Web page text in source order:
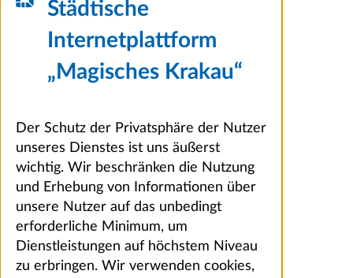
Städtische
Internetplattform
„Magisches Krakau“
Der Schutz der Privatsphäre der Nutzer
unseres Dienstes ist uns äußerst
wichtig. Wir beschränken die Nutzung
und Erhebung von Informationen über
unsere Nutzer auf das unbedingt
erforderliche Minimum, um
Dienstleistungen auf höchstem Niveau
zu erbringen. Wir verwenden cookies,